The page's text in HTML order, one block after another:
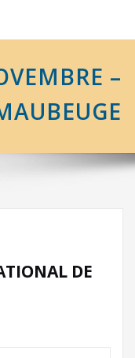
–
DE